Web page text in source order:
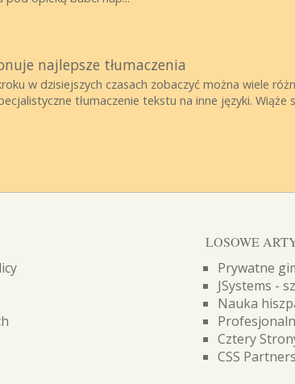
najlepsze tłumaczenia
w dzisiejszych czasach zobaczyć można wiele
tłumaczenie tekstu na inne języki.
LOSOWE
Prywatne
JSystems -
Nauka
Cztery
CSS